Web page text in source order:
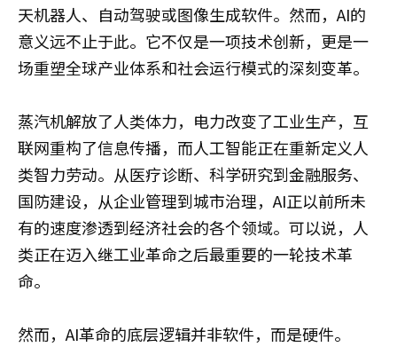
天机器人、自动驾驶或图像生成软件。然而，AI的
意义远不止于此。它不仅是一项技术创新，更是一
场重塑全球产业体系和社会运行模式的深刻变革。
蒸汽机解放了人类体力，电力改变了工业生产，互
联网重构了信息传播，而人工智能正在重新定义人
类智力劳动。从医疗诊断、科学研究到金融服务、
国防建设，从企业管理到城市治理，AI正以前所未
有的速度渗透到经济社会的各个领域。可以说，人
类正在迈入继工业革命之后最重要的一轮技术革
命。
然而，AI革命的底层逻辑并非软件，而是硬件。